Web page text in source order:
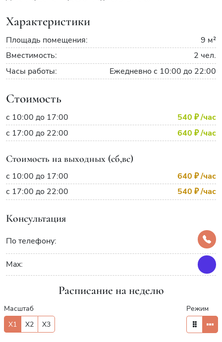
Характеристики
Площадь помещения:
9 м²
Вместимость:
2 чел.
Часы работы:
Ежедневно с 10:00 до 22:00
Стоимость
с 10:00 до 17:00 540 ₽/час
с 17:00 до 22:00
640 ₽/час
Стоимость на выходных (сб,вс)
с 10:00 до 17:00 640 ₽/час
с 17:00 до 22:00
540 ₽/час
Консультация
По телефону:
Max:
Расписание на неделю
Масштаб
X1 X2 X3
Режим